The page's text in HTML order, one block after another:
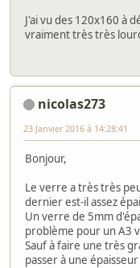
J'ai vu des 120x160 à
vraiment très très
nicolas273
23 Janvier 2016 à 14:28:41
Bonjour,
Le verre a très très
dernier est-il assez
Un verre de 5mm
problème pour un A3
Sauf à faire une très
passer à une